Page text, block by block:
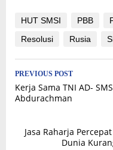
HUT SMSI PBB
Resolusi
Rusia
Post
navigation
PREVIOUS POST
Kerja Sama TNI AD-
Abdurachman
Jasa Raharja
Dunia